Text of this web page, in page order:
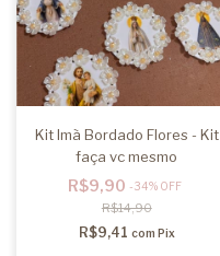
Kit Imã Bordado Flores - Kit
faça vc mesmo
R$9,90 -34% OFF
R$14,90
R$9,41 com Pix